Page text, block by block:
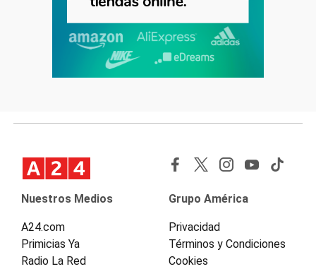
Nuestros Medios
A24.com
Primicias Ya
Radio La Red
Grupo América
Privacidad
Términos y Condiciones
Cookies